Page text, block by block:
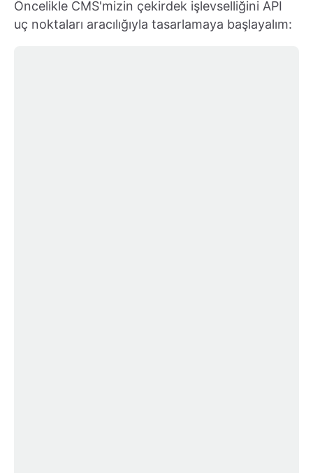
Öncelikle CMS'mizin çekirdek işlevselliğini API
uç noktaları aracılığıyla tasarlamaya başlayalım: